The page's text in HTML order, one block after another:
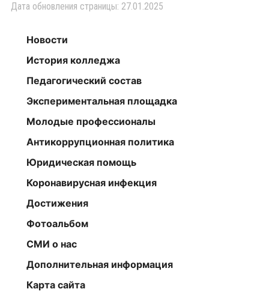
Дата обновления страницы: 27.01.2025
Новости
История колледжа
Педагогический состав
Экспериментальная площадка
Молодые профессионалы
Антикоррупционная политика
Юридическая помощь
Коронавирусная инфекция
Достижения
Фотоальбом
СМИ о нас
Дополнительная информация
Карта сайта